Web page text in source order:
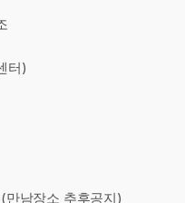
터)
만남장소 추후공지)